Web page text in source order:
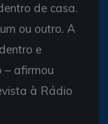
de casa.
ou outro. A
e
– afirmou
à Rádio